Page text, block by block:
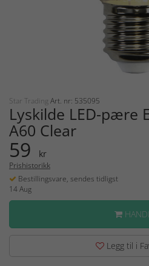
Star Trading Art. nr: 535095
Lyskilde LED-pære
A60 Clear
59 kr
Prishistorikk
Bestillingsvare, sendes tidligst
14 Aug
Legg til i